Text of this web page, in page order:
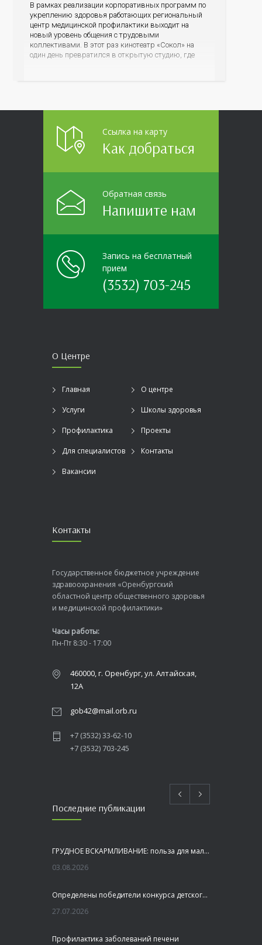
В рамках реализации корпоративных программ по
укреплению здоровья работающих региональный
центр медицинской профилактики выходит на
новый уровень общения с трудовыми
коллективами. В этот раз кинотеатр «Сокол» на
один день превратился в открытую студию, где
Ссылка на карту
Как добраться
Обратная связь
Напишите нам
Запись на бесплатный
прием
(3532) 703-245
О Центре
Главная О центре
Услуги Школы здоровья
Профилактика Проекты
Для специалистов Контакты
Вакансии
Контакты
Государственное бюджетное учреждение
здравоохранения «Оренбургский
областной центр общественного здоровья
и медицинской профилактики»
Часы работы:
Пн-Пт 8:30 - 17:00
460000, г. Оренбург, ул. Алтайская,
12А
gob42@mail.orb.ru
+7 (3532) 33-62-10
+7 (3532) 703-245
Последние публикации
ГРУДНОЕ ВСКАРМЛИВАНИЕ: польза для малыша и мамы
03.08.2026
Определены победители конкурса детского рисунка «Я шагаю по Оренбуржью»
27.07.2026
Профилактика заболеваний печени